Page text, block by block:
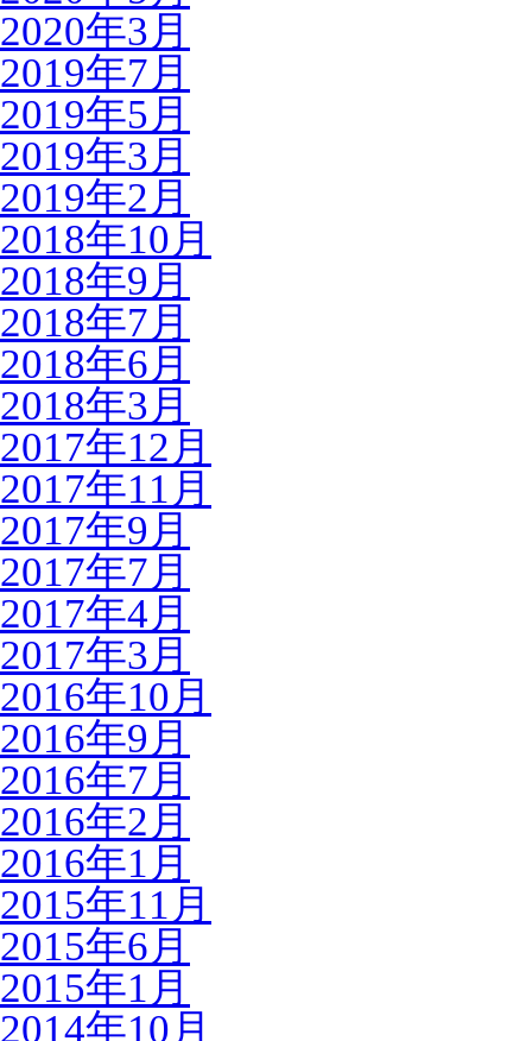
2020年3月
2019年7月
2019年5月
2019年3月
2019年2月
2018年10月
2018年9月
2018年7月
2018年6月
2018年3月
2017年12月
2017年11月
2017年9月
2017年7月
2017年4月
2017年3月
2016年10月
2016年9月
2016年7月
2016年2月
2016年1月
2015年11月
2015年6月
2015年1月
2014年10月